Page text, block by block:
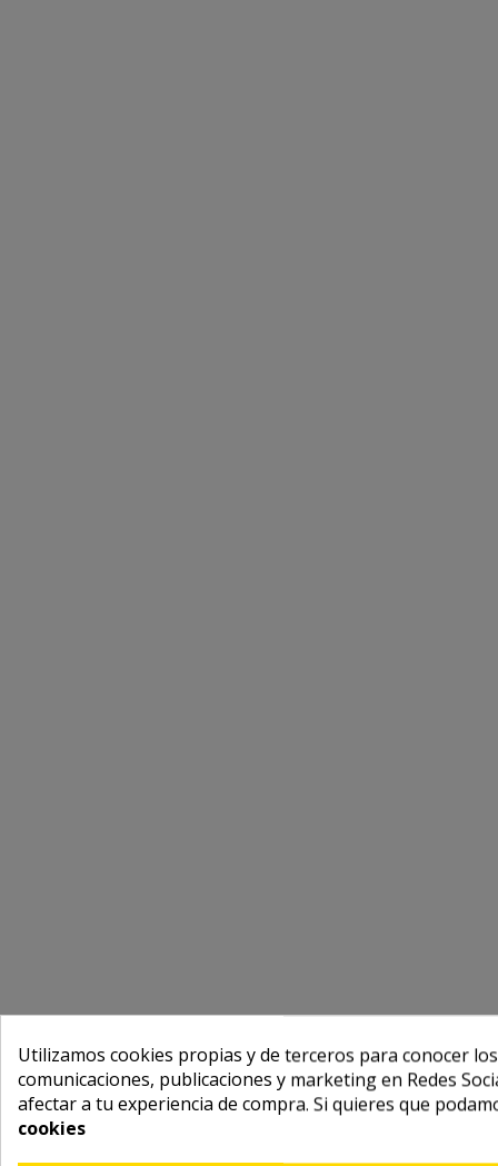
Utilizamos cookies propias y de terceros para conocer
comunicaciones, publicaciones y marketing en Redes
afectar a tu experiencia de compra. Si quieres que
cookies